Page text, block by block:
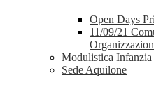
Open Days
11/09/21
Modulistica Infanzia
Sede Aquilone